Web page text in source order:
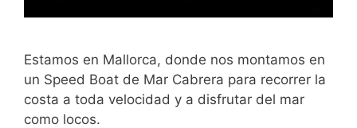
Estamos en Mallorca, donde nos montamos en
un Speed Boat de Mar Cabrera para recorrer la
costa a toda velocidad y a disfrutar del mar
como locos.